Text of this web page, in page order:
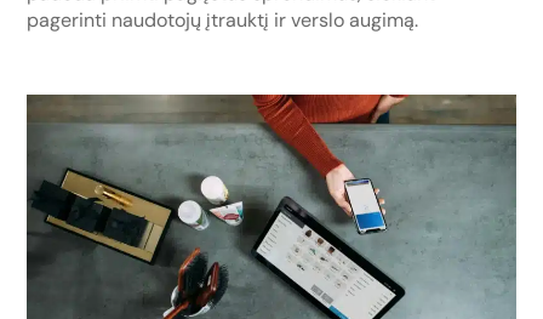
pagerinti naudotojų įtrauktį ir verslo augimą.